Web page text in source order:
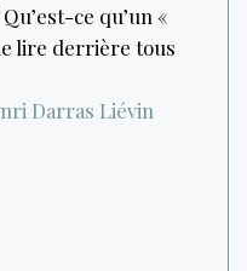
ce qu’un «
lire derrière tous
Darras Liévin